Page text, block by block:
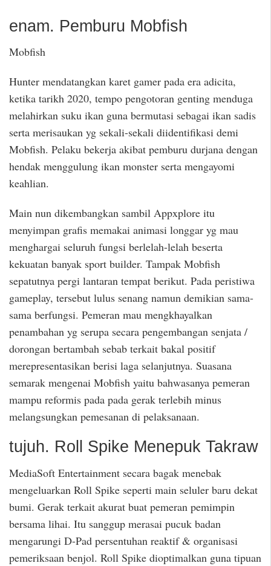
enam. Pemburu Mobfish
Mobfish
Hunter mendatangkan karet gamer pada era adicita,
ketika tarikh 2020, tempo pengotoran genting menduga
melahirkan suku ikan guna bermutasi sebagai ikan sadis
serta merisaukan yg sekali-sekali diidentifikasi demi
Mobfish. Pelaku bekerja akibat pemburu durjana dengan
hendak menggulung ikan monster serta mengayomi
keahlian.
Main nun dikembangkan sambil Appxplore itu
menyimpan grafis memakai animasi longgar yg mau
menghargai seluruh fungsi berlelah-lelah beserta
kekuatan banyak sport builder. Tampak Mobfish
sepatutnya pergi lantaran tempat berikut. Pada peristiwa
gameplay, tersebut lulus senang namun demikian sama-
sama berfungsi. Pemeran mau mengkhayalkan
penambahan yg serupa secara pengembangan senjata /
dorongan bertambah sebab terkait bakal positif
merepresentasikan berisi laga selanjutnya. Suasana
semarak mengenai Mobfish yaitu bahwasanya pemeran
mampu reformis pada pada gerak terlebih minus
melangsungkan pemesanan di pelaksanaan.
tujuh. Roll Spike Menepuk Takraw
MediaSoft Entertainment secara bagak menebak
mengeluarkan Roll Spike seperti main seluler baru dekat
bumi. Gerak terkait akurat buat pemeran pemimpin
bersama lihai. Itu sanggup merasai pucuk badan
mengarungi D-Pad persentuhan reaktif & organisasi
pemeriksaan benjol. Roll Spike dioptimalkan guna tipuan